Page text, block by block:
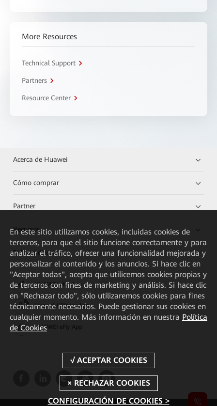
More Resources
Technical Support
Partners
Resource Center
Acerca de Huawei
Cómo comprar
Partner
Recursos
Enlaces directos
HUAWEI eKit App
Huawei HiKnow App
HUAWEI eFly App
En este sitio utilizamos cookies, incluidas cookies de
terceros, para que el sitio funcione correctamente y para
analizar el tráfico, ofrecer una funcionalidad mejorada y
personalizar el contenido y los anuncios. Si hace clic en
"Aceptar todas", acepta que utilicemos cookies propias y
de terceros con fines de marketing y análisis. Si hace clic
en "Rechazar todo", sólo utilizaremos cookies para fines
técnicamente necesarios. Puede gestionar sus cookies en
cualquier momento. Más información en nuestra Política
de Cookies
CONFIGURACIÓN DE COOKIES >